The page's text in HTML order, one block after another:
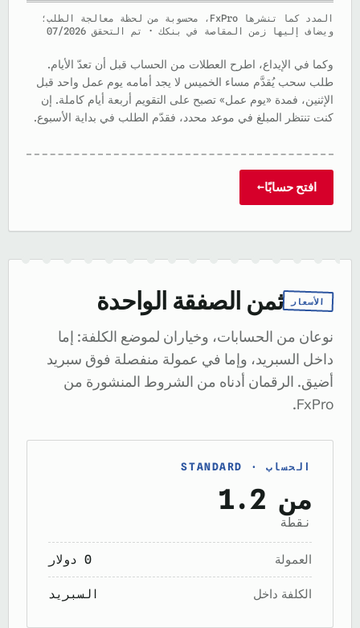
المدد كما تنشرها FxPro، محسوبة من لحظة معالجة الطلب؛
ويضاف إليها زمن المقاصة في بنكك · تم التحقق 07/2026
وكما في الإيداع، اطرح العطلات من الحساب قبل أن تعدّ الأيام.
طلب سحب يُقدَّم مساء الخميس لا يجد أمامه يوم عمل واحد قبل
الإثنين، فمدة «يوم عمل» تصبح على التقويم أربعة أيام كاملة. إن
كنت تنتظر المبلغ في موعد محدد، فقدّم الطلب في بداية الأسبوع.
افتح حسابًا→
الأسعار ثمن الصفقة الواحدة
نوعان من الحسابات، وخياران لموضع الكلفة: إما
داخل السبريد، وإما في عمولة منفصلة فوق سبريد
أضيق. الرقمان أدناه من الشروط المنشورة من
FxPro.
الحساب · STANDARD
من 1.2
نقطة
العمولة 0 دولار
الكلفة داخل السبريد